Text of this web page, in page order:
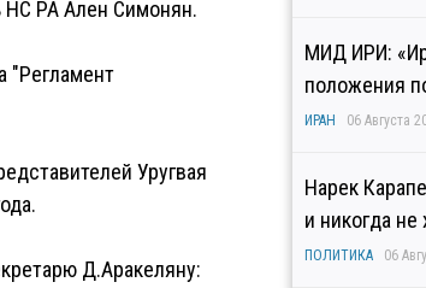
НС РА Ален Симонян.
"Регламент
Уругвая
Д.Аракеляну:
МИД ИРИ:
положения
ИРАН 06 Августа
Нарек
и никогда не
ПОЛИТИКА 06